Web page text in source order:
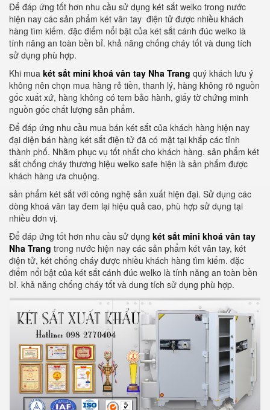
Để đáp ứng tốt hơn nhu cầu sử dụng két sắt welko trong nước
hiện nay các sản phẩm két vân tay điện tử được nhiều khách
hàng tìm kiếm. đặc điểm nổi bật của két sắt cánh đúc welko là
tính năng an toàn bền bỉ. khả năng chống cháy tốt và dung tích
sử dụng phù hợp.
Khi mua két sắt mini khoá vân tay Nha Trang quý khách lưu ý
không nên chọn mua hàng rẻ tiền, thanh lý, hàng không rõ nguồn
gốc xuất xứ, hàng không có tem bảo hành, giấy tờ chứng minh
nguồn gốc chất lượng sản phẩm.
Để đáp ứng nhu cầu mua bán két sắt của khách hàng hiện nay
đại diện bán hàng két sắt điện tử đã có mặt tại khắp các tỉnh
thành phố. Nhằm phục vụ tốt nhất cho khách hàng. sản phẩm két
sắt chống cháy thương hiệu welko safe hiện là sản phẩm được
khách hàng ưa chuộng.
sản phẩm két sắt với công nghệ sản xuất hiện đại. Sử dụng các
dòng khoá vân tay đem lại hiệu quả cao, phù hợp sử dụng tại
nhiều đơn vị.
Để đáp ứng tốt hơn nhu cầu sử dụng két sắt mini khoá vân tay
Nha Trang trong nước hiện nay các sản phẩm két vân tay, két
điện tử, két chống cháy được nhiều khách hàng tìm kiếm. đặc
điểm nổi bật của két sắt cánh đúc welko là tính năng an toàn bền
bỉ. khả năng chống cháy tốt và dung tích sử dụng phù hợp.